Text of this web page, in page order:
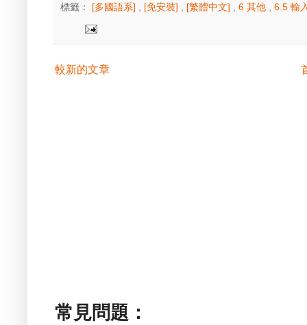
標籤： [多國語系] [免安裝] [繁體中文] 6 其他 6.5 輸
較新的文章
常見問題：